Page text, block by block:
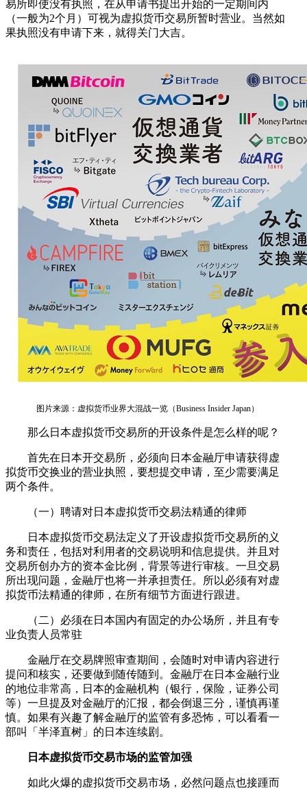
易所即使没有执照，在从申请书提出开始的一定期间内
（一般为2个月）可视为虚拟货币交易所暂时营业。当然如
果执照没有申请下来，就得关门大吉。
图片来源：虚拟货币业界大混战一览（Business Insider Japan）
那么日本虚拟货币交易所的开设条件是怎么样的呢？
首先在日本开交易所，必须向日本金融厅申请获得虚
拟货币交换业的营业执照，要想提交申请，至少需要满足
两个条件。
（一）聘请对日本虚拟货币交易法精通的律师
日本虚拟货币交易法定义了开设虚拟货币交易所的义
务和责任，包括对利用者的交易说明和信息提供。并且对
交易所创办方的资本金比例，背景等进行审核。一旦交易
所出现问题，金融厅也将一并承担责任。所以必须有对虚
拟货币法精通的律师，在所有细节方面进行跟进。
（二）必须在日本国内有固定的办公场所，并且有专
业负责人员常驻
金融厅在交易牌照审查期间，会随时对申请内容进行
提问和核实，还要做到随传随到。金融厅在日本金融行业
的地位非常高，日本的金融机构（银行，保险，证券公司
等）一旦提及对金融厅的汇报，都会倒退三分，谨慎再谨
慎。如果有兴趣了解金融厅的监管有多恐怖，可以看看一
部叫「半泽直树」的日本连续剧。
日本虚拟货币交易市场的监管加强
如此火爆的虚拟货币交易市场，必然问题点也接踵而